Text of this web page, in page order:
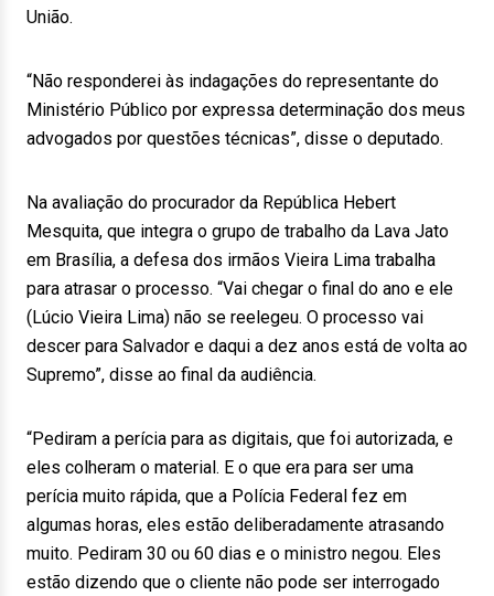
União.
“Não responderei às indagações do representante do
Ministério Público por expressa determinação dos meus
advogados por questões técnicas”, disse o deputado.
Na avaliação do procurador da República Hebert
Mesquita, que integra o grupo de trabalho da Lava Jato
em Brasília, a defesa dos irmãos Vieira Lima trabalha
para atrasar o processo. “Vai chegar o final do ano e ele
(Lúcio Vieira Lima) não se reelegeu. O processo vai
descer para Salvador e daqui a dez anos está de volta ao
Supremo”, disse ao final da audiência.
“Pediram a perícia para as digitais, que foi autorizada, e
eles colheram o material. E o que era para ser uma
perícia muito rápida, que a Polícia Federal fez em
algumas horas, eles estão deliberadamente atrasando
muito. Pediram 30 ou 60 dias e o ministro negou. Eles
estão dizendo que o cliente não pode ser interrogado